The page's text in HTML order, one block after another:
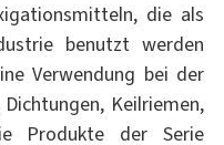
die als
benutzt werden
Verwendung bei der
Keilriemen,
Produkte der Serie